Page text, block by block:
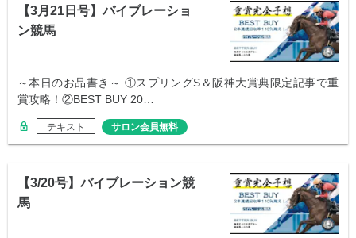
【3月21日号】バイブレーショ
ン競馬
～本日のお品書き～ ①スプリングS＆阪神大賞典限定記事で重
賞攻略！②BEST BUY 20…
テキスト サロン会員無料
【3/20号】バイブレーション競
馬